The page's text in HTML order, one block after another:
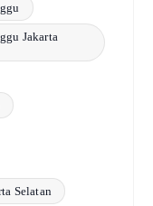
Jakarta
Selatan